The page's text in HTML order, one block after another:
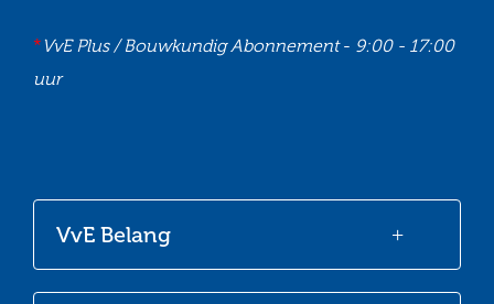
VvE Belang
*VvE Plus / Bouwkundig Abonnement- 9:00 - 17:00
uur
Facebook